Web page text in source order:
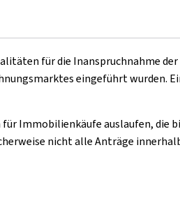
für die Inanspruchnahme
eingeführt wurden.
Immobilienkäufe auslaufen, die
nicht alle Anträge